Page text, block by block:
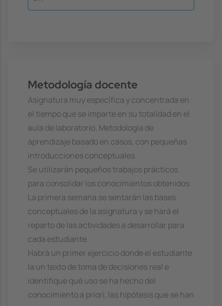
Metodología docente
Asignatura muy específica y concentrada en
el tiempo que se imparte en su totalidad en el
aula de laboratorio. Metodología de
aprendizaje basado en casos, con pequeñas
introducciones conceptuales.
Se utilizarán pequeños trabajos prácticos
para consolidar los conocimientos obtenidos.
La primera semana se sentarán las bases
conceptuales de la asignatura y se hará el
reparto de las actividades a desarrollar para
cada estudiante.
Habrá un primer ejercicio donde el estudiante
la un texto de toma de decisiones real e
identifique qué uso se ha hecho del
conocimiento a priori, las hipótesis que se han